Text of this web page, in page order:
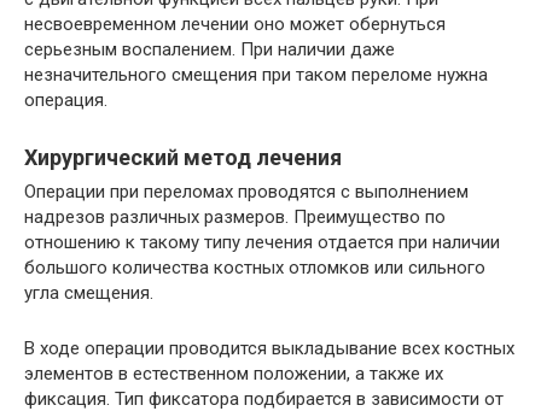
несвоевременном лечении оно может обернуться
серьезным воспалением. При наличии даже
незначительного смещения при таком переломе нужна
операция.
Хирургический метод лечения
Операции при переломах проводятся с выполнением
надрезов различных размеров. Преимущество по
отношению к такому типу лечения отдается при наличии
большого количества костных отломков или сильного
угла смещения.
В ходе операции проводится выкладывание всех костных
элементов в естественном положении, а также их
фиксация. Тип фиксатора подбирается в зависимости от